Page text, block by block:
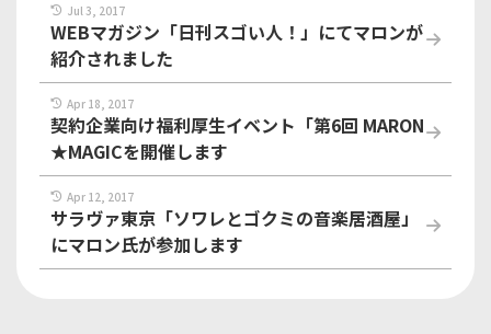
Jul 3, 2017
WEBマガジン「日刊スゴい人！」にてマロンが
紹介されました
Apr 18, 2017
契約企業向け福利厚生イベント「第6回 MARON
★MAGICを開催します
Apr 12, 2017
サラヴァ東京「ソワレとゴクミの音楽居酒屋」
にマロン氏が参加します